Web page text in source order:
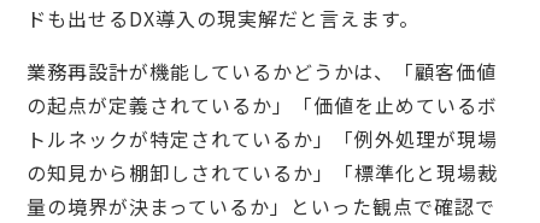
ドも出せるDX導入の現実解だと言えます。
業務再設計が機能しているかどうかは、「顧客価値
の起点が定義されているか」「価値を止めているボ
トルネックが特定されているか」「例外処理が現場
の知見から棚卸しされているか」「標準化と現場裁
量の境界が決まっているか」といった観点で確認で